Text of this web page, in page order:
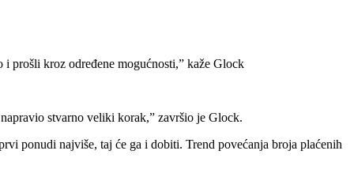
prošli kroz određene mogućnosti,” kaže Glock
stvarno veliki korak,” završio je Glock.
ponudi najviše, taj će ga i dobiti. Trend povećanja broja plaćenih